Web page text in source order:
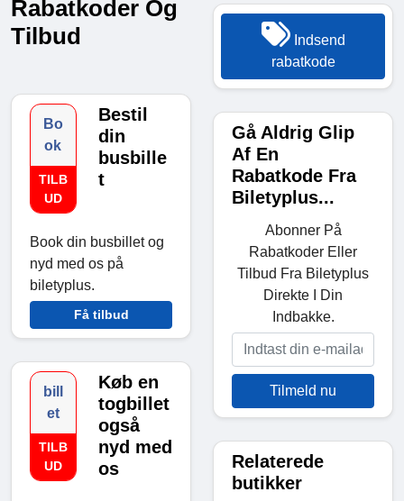
Rabatkoder Og
Tilbud
Bo
ok
TILB
UD
Bestil
din
busbille
t
Book din busbillet og
nyd med os på
biletyplus.
Få tilbud
bill
et
TILB
UD
Køb en
togbillet
også
nyd med
os
Indsend
rabatkode
Gå Aldrig Glip
Af En
Rabatkode Fra
Biletyplus...
Abonner På
Rabatkoder Eller
Tilbud Fra Biletyplus
Direkte I Din
Indbakke.
Tilmeld nu
Relaterede
butikker